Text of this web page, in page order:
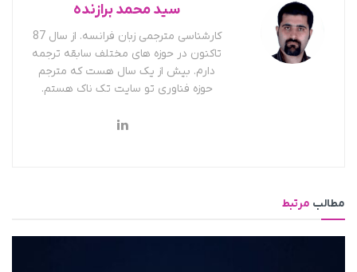
سید محمد برازنده
کارشناسی مترجمی زبان فرانسه. از سال 87
تاکنون در حوزه های مختلف سابقه ترجمه
دارم. بیش از یک سال هست که مترجم
حوزه فناوری تو سایت تک ناک هستم.
مطالب مرتبط